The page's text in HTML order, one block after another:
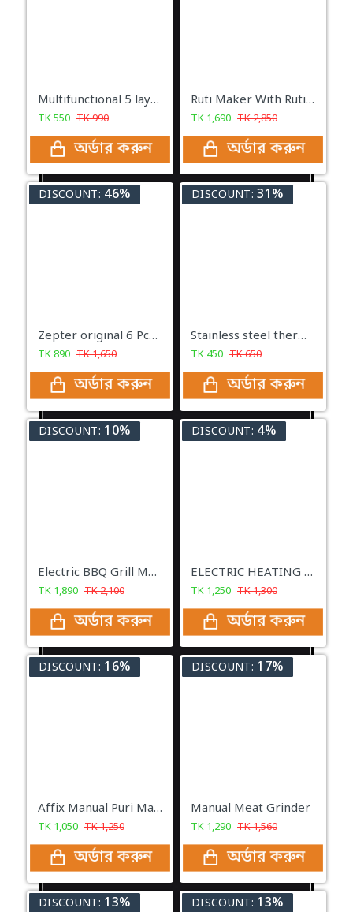
Multifunctional 5 layer Food Safety Cover
TK550 TK990
অর্ডার করুন
Ruti Maker With Ruti Paper & Both Side Gum Tape
TK 1,690 TK2,850
অর্ডার করুন
DISCOUNT: 46%
Zepter original 6 Pcs Knife Set
TK890 TK1,650
অর্ডার করুন
DISCOUNT: 31%
Stainless steel thermal Mug with LED digital screen
TK 450 TK650
অর্ডার করুন
DISCOUNT: 10%
Electric BBQ Grill Machine - Black
TK 1,890 TK2,100
অর্ডার করুন
DISCOUNT: 4%
ELECTRIC HEATING COFFEE MUG & SAUCER
TK 1,250 TK1,300
অর্ডার করুন
DISCOUNT: 16%
Affix Manual Puri Maker Stainless Steel
TK 1,050 TK1,250
অর্ডার করুন
DISCOUNT: 17%
Manual Meat Grinder
TK 1,290 TK1,560
অর্ডার করুন
DISCOUNT: 13% DISCOUNT: 13%